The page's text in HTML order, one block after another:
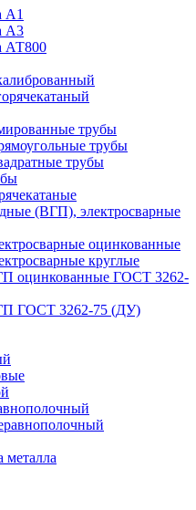
А1
А3
АТ800
трубы
трубы
трубы
(ВГП), электросварные
оцинкованные
круглые
оцинкованные ГОСТ 3262-
ГОСТ 3262-75 (ДУ)
металла